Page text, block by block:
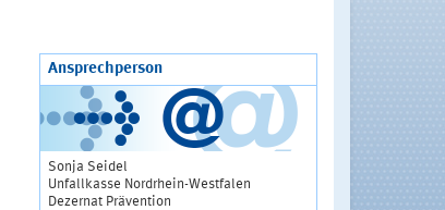
Ansprechperson
Sonja Seidel
Unfallkasse Nordrhein-Westfalen
Dezernat Prävention